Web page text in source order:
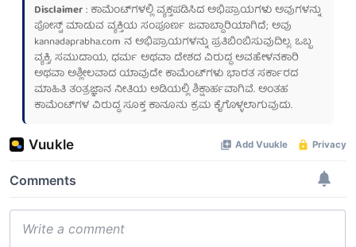
Disclaimer: ಕಾಮೆಂಟ್‌ಗಳಲ್ಲಿ ವ್ಯಕ್ತಪಡಿಸಿದ ಅಭಿಪ್ರಾಯಗಳು ಅವುಗಳನ್ನು
ಪೋಸ್ಟ್ ಮಾಡುವ ವ್ಯಕ್ತಿಯ ಸಂಪೂರ್ಣ ಜವಾಬ್ದಾರಿಯಾಗಿದೆ; ಅವು
kannadaprabha.com ನ ಅಭಿಪ್ರಾಯಗಳನ್ನು ಪ್ರತಿಬಿಂಬಿಸುವುದಿಲ್ಲ. ಒಬ್ಬ
ವ್ಯಕ್ತಿ, ಸಮುದಾಯ, ಧರ್ಮ ಅಥವಾ ದೇಶದ ವಿರುದ್ಧ ಅವಹೇಳನಕಾರಿ
ಅಥವಾ ಅಶ್ಲೀಲವಾದ ಯಾವುದೇ ಕಾಮೆಂಟ್‌ಗಳು ಭಾರತ ಸರ್ಕಾರದ
ಮಾಹಿತಿ ತಂತ್ರಜ್ಞಾನ ನೀತಿಯ ಅಡಿಯಲ್ಲಿ ಶಿಕ್ಷಾರ್ಹವಾಗಿವೆ. ಅಂತಹ
ಕಾಮೆಂಟ್‌ಗಳ ವಿರುದ್ಧ ಸೂಕ್ತ ಕಾನೂನು ಕ್ರಮ ಕೈಗೊಳ್ಳಲಾಗುವುದು.